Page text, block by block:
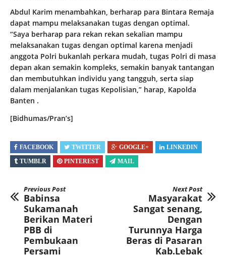
Abdul Karim menambahkan, berharap para Bintara Remaja
dapat mampu melaksanakan tugas dengan optimal.
“Saya berharap para rekan rekan sekalian mampu
melaksanakan tugas dengan optimal karena menjadi
anggota Polri bukanlah perkara mudah, tugas Polri di masa
depan akan semakin kompleks, semakin banyak tantangan
dan membutuhkan individu yang tangguh, serta siap
dalam menjalankan tugas Kepolisian,” harap, Kapolda
Banten .
[Bidhumas/Pran’s]
FACEBOOK TWITTER GOOGLE+
LINKEDIN
TUMBLR
PINTEREST MAIL
Previous Post
Babinsa
Sukamanah
Berikan Materi
PBB di
Pembukaan
Persami
Next Post
Masyarakat
Sangat senang,
Dengan
Turunnya Harga
Beras di Pasaran
Kab.Lebak